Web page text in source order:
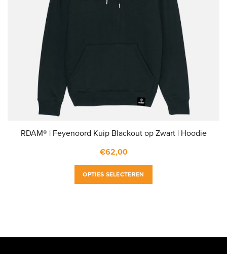
RDAM® | Feyenoord Kuip Blackout op Zwart | Hoodie
€62,00
OPTIES SELECTEREN
product
Deze